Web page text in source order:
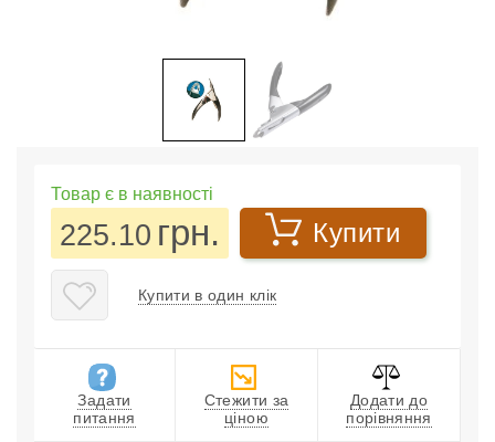
Товар є в наявності
225.10 грн. Купити
Купити в один клік
Задати
питання
Стежити за
ціною
Додати до
порівняння